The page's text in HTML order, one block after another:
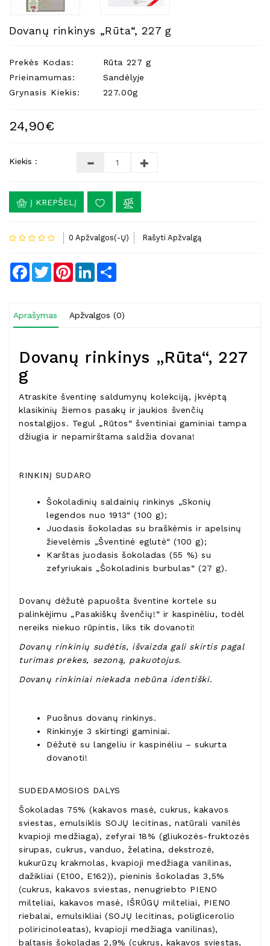
Priemonės
Kūdikiams
Reikalai
Indai
Dovanos
Dovanų rinkinys „Rūta“, 227 g
Prekės Kodas:
Rūta 227 g
Prieinamumas:
Sandėlyje
Grynasis Kiekis:
227.00g
24,90€
Kiekis :
Į KREPŠELĮ
0 Apžvalgos(-Ų) Rašyti Apžvalgą
Facebook
TwitterPinterestLinkedIn
Aprašymas Apžvalgos (0)
Dovanų rinkinys „Rūta“, 227
g
Atraskite šventinę saldumynų kolekciją, įkvėptą
klasikinių žiemos pasakų ir jaukios švenčių
nostalgijos. Tegul „Rūtos“ šventiniai gaminiai tampa
džiugia ir nepamirštama saldžia dovana!
RINKINĮ SUDARO
Šokoladinių saldainių rinkinys „Skonių
legendos nuo 1913“ (100 g);
Juodasis šokoladas su braškėmis ir apelsinų
žievelėmis „Šventinė eglutė“ (100 g);
Karštas juodasis šokoladas (55 %) su
zefyriukais „Šokoladinis burbulas“ (27 g).
Dovanų dėžutė papuošta šventine kortele su
palinkėjimu „Pasakiškų švenčių!“ ir kaspinėliu, todėl
nereiks niekuo rūpintis, liks tik dovanoti!
Dovanų rinkinių sudėtis, išvaizda gali skirtis pagal
turimas prekes, sezoną, pakuotojus.
Dovanų rinkiniai niekada nebūna identiški.
Puošnus dovanų rinkinys.
Rinkinyje 3 skirtingi gaminiai.
Dėžutė su langeliu ir kaspinėliu – sukurta
dovanoti!
SUDEDAMOSIOS DALYS
Šokoladas 75% (kakavos masė, cukrus, kakavos
sviestas, emulsiklis SOJŲ lecitinas, natūrali vanilės
kvapioji medžiaga), zefyrai 18% (gliukozės-fruktozės
sirupas, cukrus, vanduo, želatina, dekstrozė,
kukurūzų krakmolas, kvapioji medžiaga vanilinas,
dažikliai (E100, E162)), pieninis šokoladas 3,5%
(cukrus, kakavos sviestas, nenugriebto PIENO
milteliai, kakavos masė, IŠRŪGŲ milteliai, PIENO
riebalai, emulsikliai (SOJŲ lecitinas, poliglicerolio
poliricinoleatas), kvapioji medžiaga vanilinas),
baltasis šokoladas 2,9% (cukrus, kakavos sviestas,